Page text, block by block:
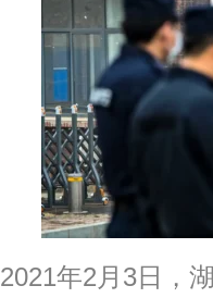
2021年2月3日，